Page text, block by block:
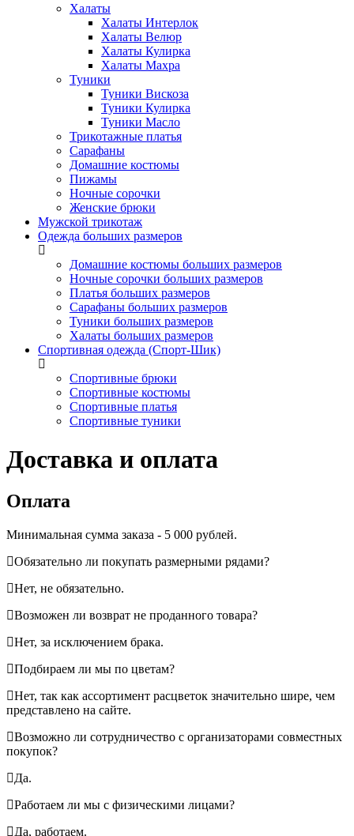
Халаты
Халаты Интерлок
Халаты Велюр
Халаты Кулирка
Халаты Махра
Туники
Туники Вискоза
Туники Кулирка
Туники Масло
Трикотажные платья
Сарафаны
Домашние костюмы
Пижамы
Ночные сорочки
Женские брюки
Мужской трикотаж
Одежда больших размеров
Домашние костюмы больших размеров
Ночные сорочки больших размеров
Платья больших размеров
Сарафаны больших размеров
Туники больших размеров
Халаты больших размеров
Спортивная одежда (Спорт-Шик)
Спортивные брюки
Спортивные костюмы
Спортивные платья
Спортивные туники
Доставка и оплата
Оплата
Минимальная сумма заказа - 5 000 рублей.
Обязательно ли покупать размерными рядами?
Нет, не обязательно.
Возможен ли возврат не проданного товара?
Нет, за исключением брака.
Подбираем ли мы по цветам?
Нет, так как ассортимент расцветок значительно шире, чем
представлено на сайте.
Возможно ли сотрудничество с организаторами совместных
покупок?
Да.
Работаем ли мы с физическими лицами?
Да, работаем.